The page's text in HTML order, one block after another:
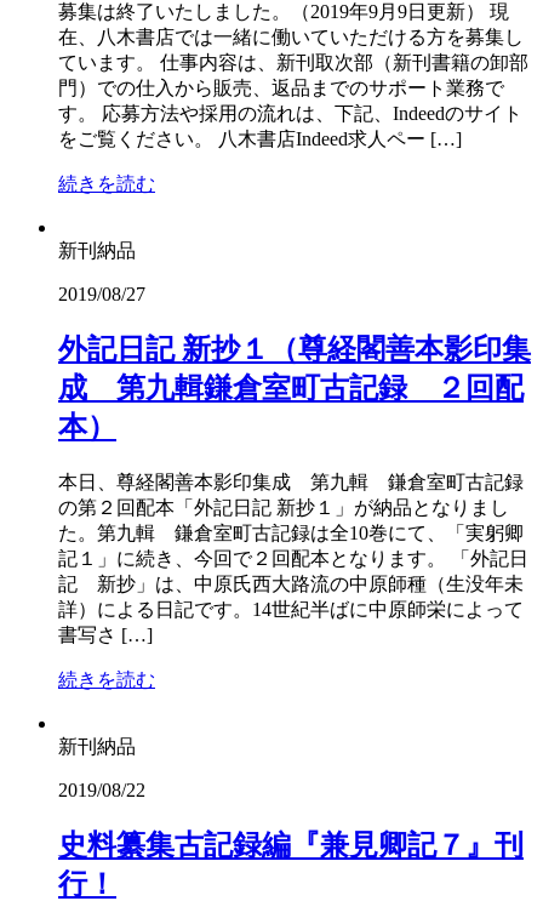
募集は終了いたしました。（2019年9月9日更新） 現
在、八木書店では一緒に働いていただける方を募集し
ています。 仕事内容は、新刊取次部（新刊書籍の卸部
門）での仕入から販売、返品までのサポート業務で
す。 応募方法や採用の流れは、下記、Indeedのサイト
をご覧ください。 八木書店Indeed求人ペー […]
続きを読む
新刊納品
2019/08/27
外記日記 新抄１（尊経閣善本影印集
成 第九輯鎌倉室町古記録 ２回配
本）
本日、尊経閣善本影印集成 第九輯 鎌倉室町古記録
の第２回配本「外記日記 新抄１」が納品となりまし
た。第九輯 鎌倉室町古記録は全10巻にて、「実躬卿
記１」に続き、今回で２回配本となります。 「外記日
記 新抄」は、中原氏西大路流の中原師種（生没年未
詳）による日記です。14世紀半ばに中原師栄によって
書写さ […]
続きを読む
新刊納品
2019/08/22
史料纂集古記録編『兼見卿記７』刊
行！